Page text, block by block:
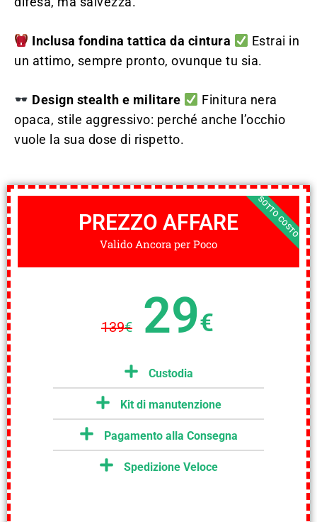
Inclusa fondina tattica da cintura
Estrai in
un attimo, sempre pronto, ovunque tu sia.
Design stealth e militare
Finitura nera
opaca, stile aggressivo: perché anche l’occhio
vuole la sua dose di rispetto.
PREZZO AFFARE
Valido Ancora per Poco
139€ 29€
Custodia
Kit di manutenzione
Pagamento alla Consegna
Spedizione Veloce
SOTTO COSTO